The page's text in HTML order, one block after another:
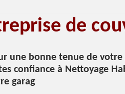
de
une bonne tenue de votre
confiance à Nettoyage
garag